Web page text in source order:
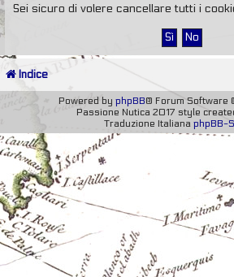
Sei sicuro di volere cancellare tutti i
Indice
Powered by phpBB® Forum Software
Passione Nutica 2017 style
Traduzione Italiana phpBB-